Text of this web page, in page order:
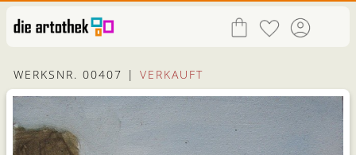
WERKSNR. 00407 | VERKAUFT